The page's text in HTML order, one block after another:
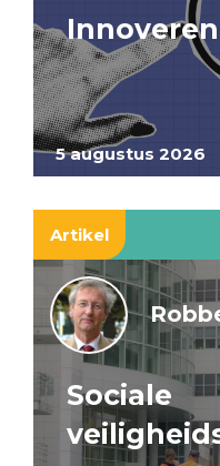
5 augustus 2026
Artikel
Sociale